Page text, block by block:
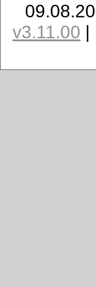
v3.11.00 |